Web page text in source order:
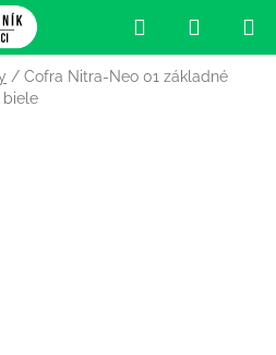
Hľadať
KOŠÍK
/ Cofra Nitra-Neo 01 základné
biele